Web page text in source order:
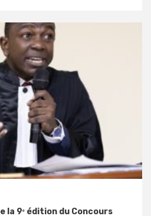
la 9ᵉ édition du Concours